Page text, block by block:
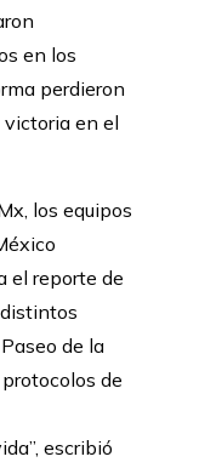
en los
perdieron
en el
los equipos
el reporte de
de la
de
escribió